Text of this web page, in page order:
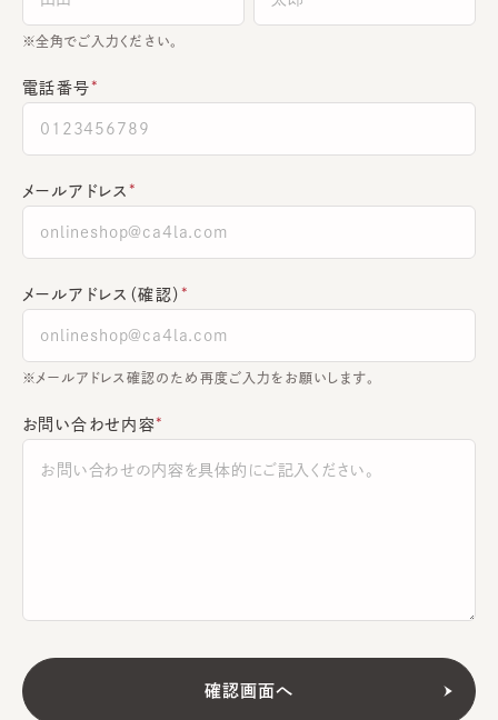
全角でご入力ください。
電話番号
メールアドレス
メールアドレス（確認）
※メールアドレス確認のため再度ご入力をお願いします。
お問い合わせ内容